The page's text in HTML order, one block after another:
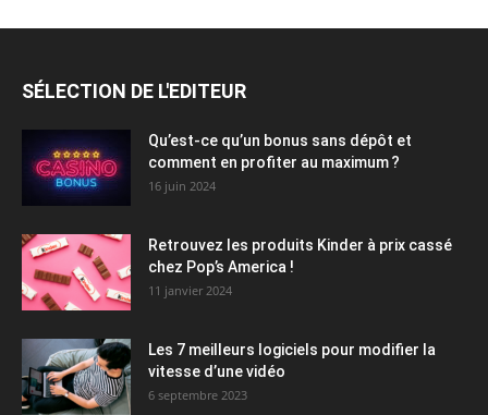
SÉLECTION DE L'EDITEUR
Qu’est-ce qu’un bonus sans dépôt et
comment en profiter au maximum ?
16 juin 2024
Retrouvez les produits Kinder à prix cassé
chez Pop’s America !
11 janvier 2024
Les 7 meilleurs logiciels pour modifier la
vitesse d’une vidéo
6 septembre 2023